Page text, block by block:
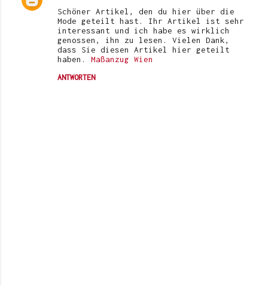
Schöner Artikel, den du hier über die
Mode geteilt hast. Ihr Artikel ist sehr
interessant und ich habe es wirklich
genossen, ihn zu lesen. Vielen Dank,
dass Sie diesen Artikel hier geteilt
haben. Maßanzug Wien
ANTWORTEN